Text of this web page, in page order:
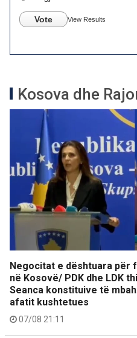
Vote View Results
Kosova dhe
Negocitat e dështuara për
në Kosovë/ PDK dhe LDK
Seanca konstituive të
afatit kushtetues
07/08 21:11